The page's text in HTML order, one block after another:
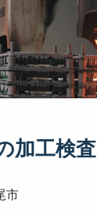
加工検査
市